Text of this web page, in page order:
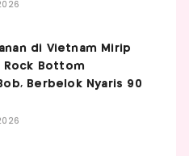
di Vietnam Mirip
Rock Bottom
Berbelok Nyaris 90